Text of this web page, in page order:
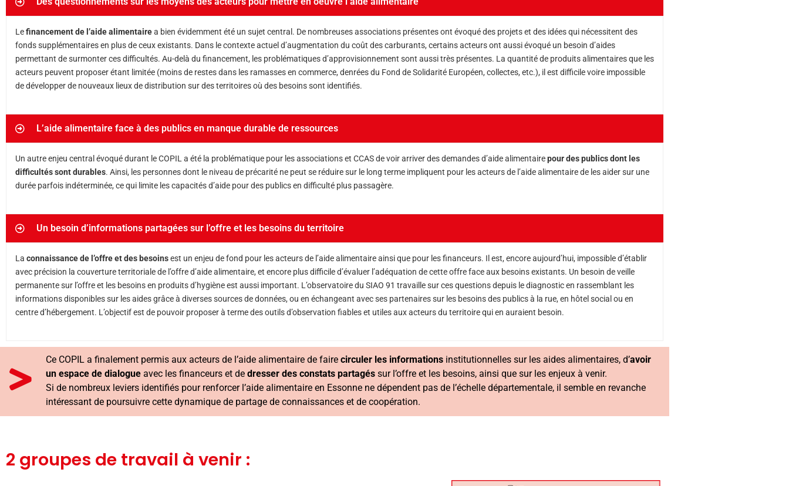
Lefinancement de l’aide alimentairea bien évidemment été un sujet central. De nombreuses associations présentes ont évoqué des projets et des idées qui nécessitent des
fonds supplémentaires en plus de ceux existants. Dans le contexte actuel d’augmentation du coût des carburants, certains acteurs ont aussi évoqué un besoin d’aides
permettant de surmonter ces difficultés. Au-delà du financement, les problématiques d’approvisionnement sont aussi très présentes. La quantité de produits alimentaires que les
acteurs peuvent proposer étant limitée (moins de restes dans les ramasses en commerce, denrées du Fond de Solidarité Européen, collectes, etc.), il est difficile voire impossible
de développer de nouveaux lieux de distribution sur des territoires où des besoins sont identifiés.
L’aide alimentaire face à des publics en manque durable de ressources
Un autre enjeu central évoqué durant le COPIL a été la problématique pour les associations et CCAS de voir arriver des demandes d’aide alimentairepour des publics dont les
difficultés sont durables. Ainsi, les personnes dont le niveau de précarité ne peut se réduire sur le long terme impliquent pour les acteurs de l’aide alimentaire de les aider sur une
durée parfois indéterminée, ce qui limite les capacités d’aide pour des publics en difficulté plus passagère.
Un besoin d’informations partagées sur l’offre et les besoins du territoire
La connaissance de l’offre et des besoinsest un enjeu de fond pour les acteurs de l’aide alimentaire ainsi que pour les financeurs. Il est, encore aujourd’hui, impossible d’établir
avec précision la couverture territoriale de l’offre d’aide alimentaire, et encore plus difficile d’évaluer l’adéquation de cette offre face aux besoins existants. Un besoin de veille
permanente sur l’offre et les besoins en produits d’hygiène est aussi important. L’observatoire du SIAO 91 travaille sur ces questions depuis le diagnostic en rassemblant les
informations disponibles sur les aides grâce à diverses sources de données, ou en échangeant avec ses partenaires sur les besoins des publics à la rue, en hôtel social ou en
centre d’hébergement. L’objectif est de pouvoir proposer à terme des outils d’observation fiables et utiles aux acteurs du territoire qui en auraient besoin.
Ce COPIL a finalement permis aux acteurs de l’aide alimentaire de fairecirculer les informations institutionnelles sur les aides alimentaires, d’avoir
un espace de dialogue avec les financeurs et dedresser des constats partagés sur l’offre et les besoins, ainsi que sur les enjeux à venir.
Si de nombreux leviers identifiés pour renforcer l’aide alimentaire en Essonne ne dépendent pas de l’échelle départementale, il semble en revanche
intéressant de poursuivre cette dynamique de partage de connaissances et de coopération.
2 groupes de travail à venir :